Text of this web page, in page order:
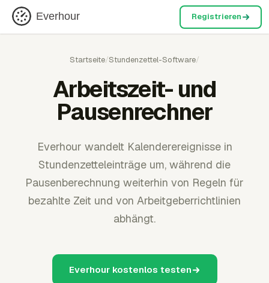
Everhour Registrieren
Startseite/Stundenzettel-Software/
Arbeitszeit- und
Pausenrechner
Everhour wandelt Kalenderereignisse in
Stundenzetteleinträge um, während die
Pausenberechnung weiterhin von Regeln für
bezahlte Zeit und von Arbeitgeberrichtlinien
abhängt.
Everhour kostenlos testen